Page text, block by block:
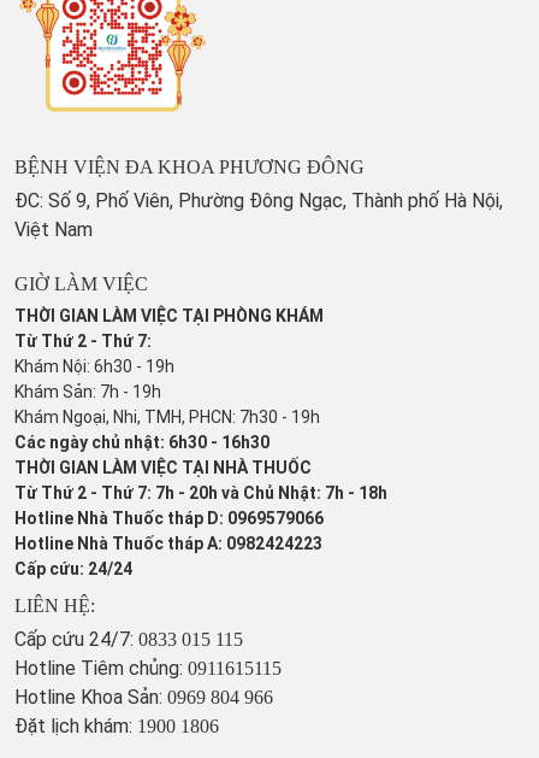
BỆNH VIỆN ĐA KHOA PHƯƠNG ĐÔNG
ĐC: Số 9, Phố Viên, Phường Đông Ngạc, Thành phố Hà Nội,
Việt Nam
GIỜ LÀM VIỆC
THỜI GIAN LÀM VIỆC TẠI PHÒNG KHÁM
Từ Thứ 2 - Thứ 7:
Khám Nội: 6h30 - 19h
Khám Sản: 7h - 19h
Khám Ngoại, Nhi, TMH, PHCN: 7h30 - 19h
Các ngày chủ nhật: 6h30 - 16h30
THỜI GIAN LÀM VIỆC TẠI NHÀ THUỐC
Từ Thứ 2 - Thứ 7: 7h - 20h và Chủ Nhật: 7h - 18h
Hotline Nhà Thuốc tháp D: 0969579066
Hotline Nhà Thuốc tháp A: 0982424223
Cấp cứu: 24/24
LIÊN HỆ:
Cấp cứu 24/7: 0833 015 115
Hotline Tiêm chủng: 0911615115
Hotline Khoa Sản: 0969 804 966
Đặt lịch khám: 1900 1806